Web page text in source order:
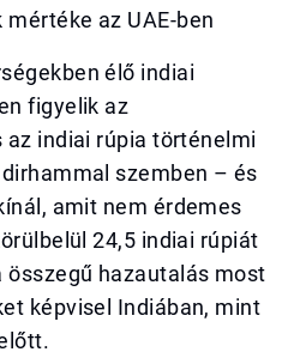
az UAE-ben
élő indiai
figyelik az
indiai rúpia történelmi
szemben – és
amit nem érdemes
24,5 indiai rúpiát
összegű hazautalás most
képvisel Indiában, mint